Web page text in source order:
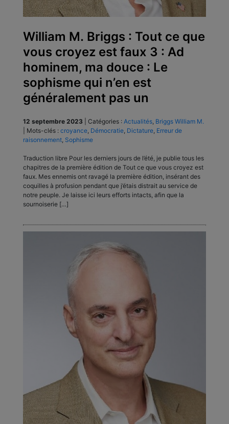
William M. Briggs : Tout ce que
vous croyez est faux 3 : Ad
hominem, ma douce : Le
sophisme qui n’en est
généralement pas un
12 septembre 2023 Catégories : Actualités Briggs William M.
Mots-clés : croyance Démocratie Dictature Erreur de
raisonnement Sophisme
Traduction libre Pour les derniers jours de l’été, je publie tous les
chapitres de la première édition de Tout ce que vous croyez est
faux. Mes ennemis ont ravagé la première édition, insérant des
coquilles à profusion pendant que j’étais distrait au service de
notre peuple. Je laisse ici leurs efforts intacts, afin que la
sournoiserie […]